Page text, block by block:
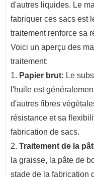
d'autres liquides. Le
fabriquer ces sacs est
traitement renforce sa
Voici un aperçu des
traitement:
1. Papier brut: Le
l'huile est
d'autres fibres
résistance et sa
fabrication de sacs.
2. Traitement de la
la graisse, la pâte de
stade de la fabrication